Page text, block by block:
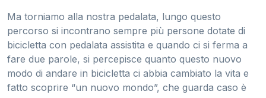
Ma torniamo alla nostra pedalata, lungo questo
percorso si incontrano sempre più persone dotate di
bicicletta con pedalata assistita e quando ci si ferma a
fare due parole, si percepisce quanto questo nuovo
modo di andare in bicicletta ci abbia cambiato la vita e
fatto scoprire “un nuovo mondo”, che guarda caso è